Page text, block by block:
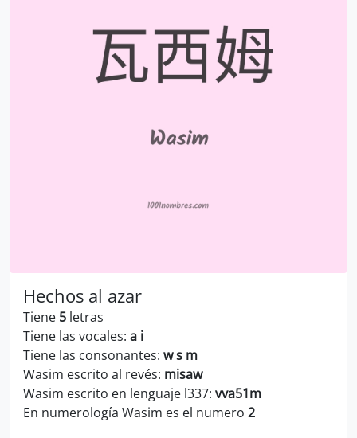
Hechos al azar
Tiene 5 letras
Tiene las vocales: a i
Tiene las consonantes: w s m
Wasim escrito al revés: misaw
Wasim escrito en lenguaje l337: vva51m
En numerología Wasim es el numero 2